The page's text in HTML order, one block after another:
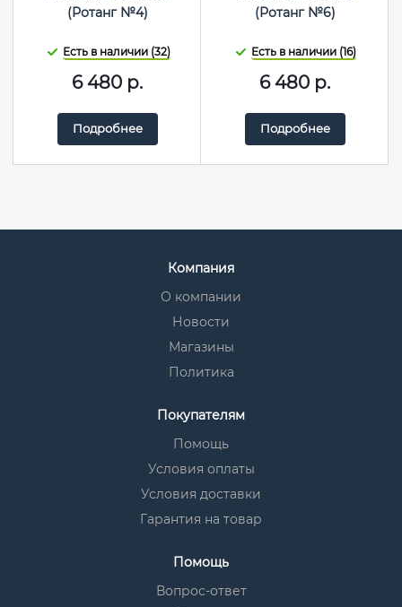
(Ротанг №4)
Есть в наличии (32)
6 480 р.
Подробнее
(Ротанг №6)
Есть в наличии (16)
6 480 р.
Подробнее
Компания
О компании
Новости
Магазины
Политика
Покупателям
Помощь
Условия оплаты
Условия доставки
Гарантия на товар
Помощь
Вопрос-ответ